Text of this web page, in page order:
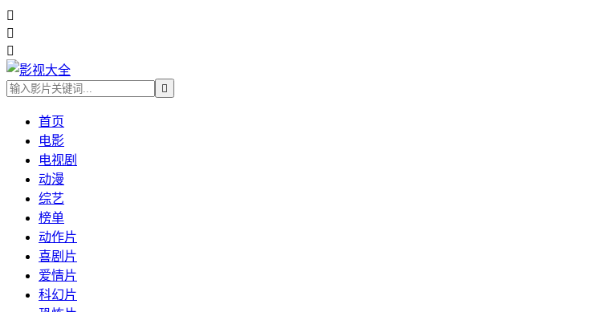




首页
电影
电视剧
动漫
综艺
榜单
动作片
喜剧片
爱情片
科幻片